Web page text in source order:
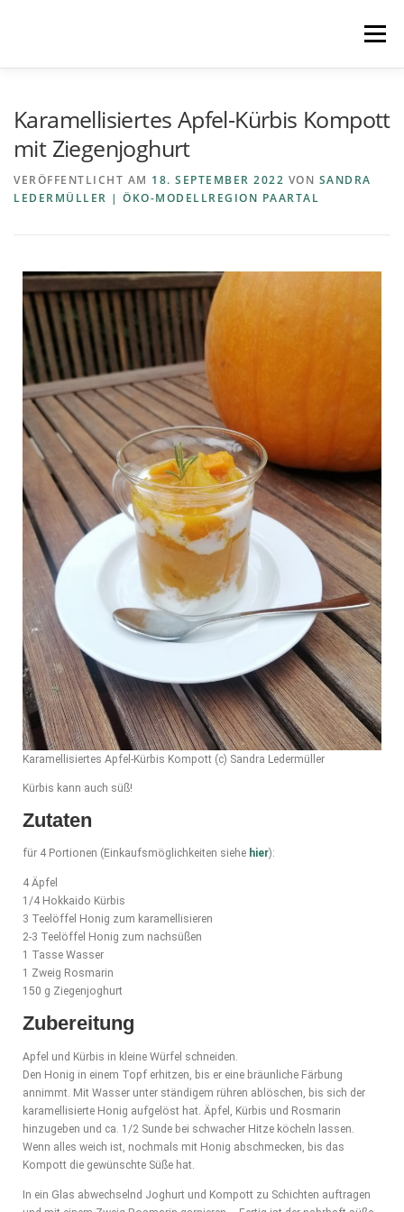
Menü
Karamellisiertes Apfel-Kürbis Kompott
mit Ziegenjoghurt
VERÖFFENTLICHT AM 18. SEPTEMBER 2022 VON SANDRA
LEDERMÜLLER | ÖKO-MODELLREGION PAARTAL
Karamellisiertes Apfel-Kürbis Kompott (c) Sandra Ledermüller
Kürbis kann auch süß!
Zutaten
für 4 Portionen (Einkaufsmöglichkeiten siehe hier):
4 Äpfel
1/4 Hokkaido Kürbis
3 Teelöffel Honig zum karamellisieren
2-3 Teelöffel Honig zum nachsüßen
1 Tasse Wasser
1 Zweig Rosmarin
150 g Ziegenjoghurt
Zubereitung
Apfel und Kürbis in kleine Würfel schneiden.
Den Honig in einem Topf erhitzen, bis er eine bräunliche Färbung
annimmt. Mit Wasser unter ständigem rühren ablöschen, bis sich der
karamellisierte Honig aufgelöst hat. Äpfel, Kürbis und Rosmarin
hinzugeben und ca. 1/2 Sunde bei schwacher Hitze köcheln lassen.
Wenn alles weich ist, nochmals mit Honig abschmecken, bis das
Kompott die gewünschte Süße hat.
In ein Glas abwechselnd Joghurt und Kompott zu Schichten auftragen